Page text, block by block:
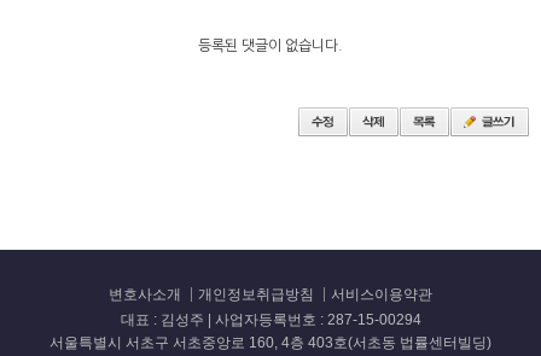
등록된 댓글이 없습니다.
변호사소개 개인정보취급방침
서비스이용약관
대표 : 김성주 | 사업자등록번호 : 287-15-00294
서울특별시 서초구 서초중앙로 160, 4층 403호(서초동 법률센터빌딩)